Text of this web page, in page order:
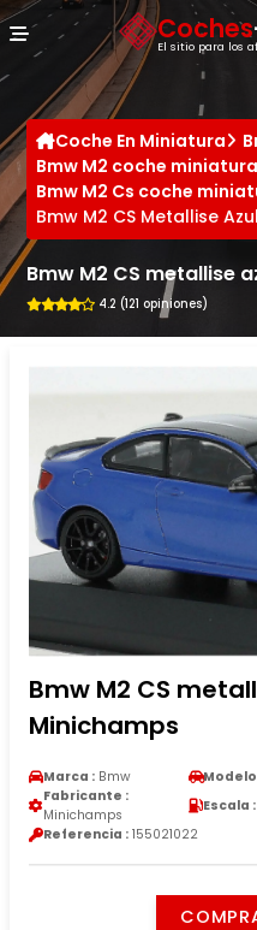
Coches
El sitio para los
Coche En Miniatura
Bmw M2 coche miniatura
Bmw M2 Cs coche
Bmw M2 CS Metallise
Bmw M2 CS metallise
4.2 (121 opiniones)
Bmw M2 CS
Minichamps
Marca : Bmw
Fabricante :
Minichamps
Escala :
Referencia : 155021022
Panel de gestión de cookies